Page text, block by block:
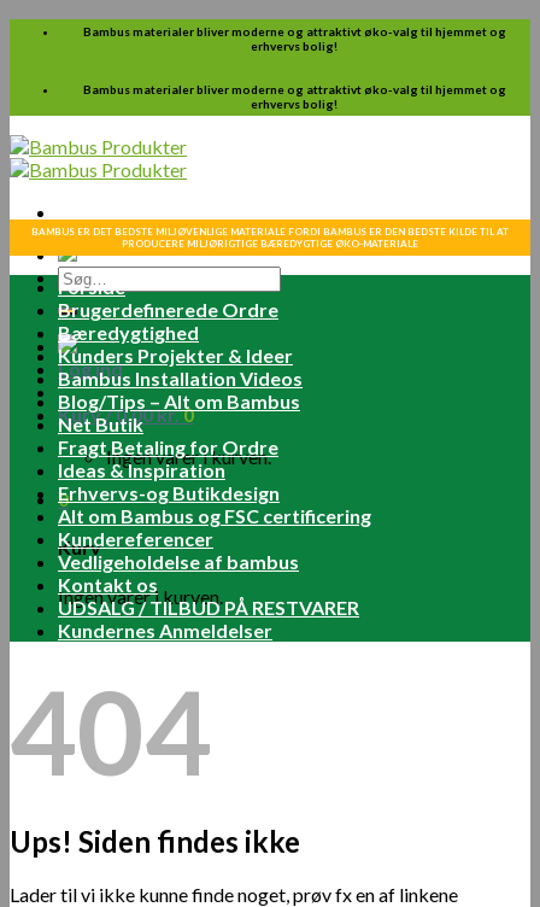
Skip
Bambus materialer bliver moderne og attraktivt øko-valg til hjemmet og
erhvervs bolig!
Bambus materialer bliver moderne og attraktivt øko-valg til hjemmet og
erhvervs bolig!
Søg
efter:
Log ind
Kurv /0.00kr.0
Ingen varer i kurven.
0
Kurv
Ingen varer i kurven.
BAMBUS ER DET BEDSTE MILJØVENLIGE MATERIALE FORDI BAMBUS ER DEN BEDSTE KILDE TIL AT
PRODUCERE MILJØRIGTIGE BÆREDYGTIGE ØKO-MATERIALE
Forside
Brugerdefinerede Ordre
Bæredygtighed
Kunders Projekter & Ideer
Bambus Installation Videos
Blog/Tips – Alt om Bambus
Net Butik
Fragt Betaling for Ordre
Ideas & Inspiration
Erhvervs-og Butikdesign
Alt om Bambus og FSC certificering
Kundereferencer
Vedligeholdelse af bambus
Kontakt os
UDSALG / TILBUD PÅ RESTVARER
Kundernes Anmeldelser
404
Ups! Siden findes ikke
Lader til vi ikke kunne finde noget, prøv fx en af linkene